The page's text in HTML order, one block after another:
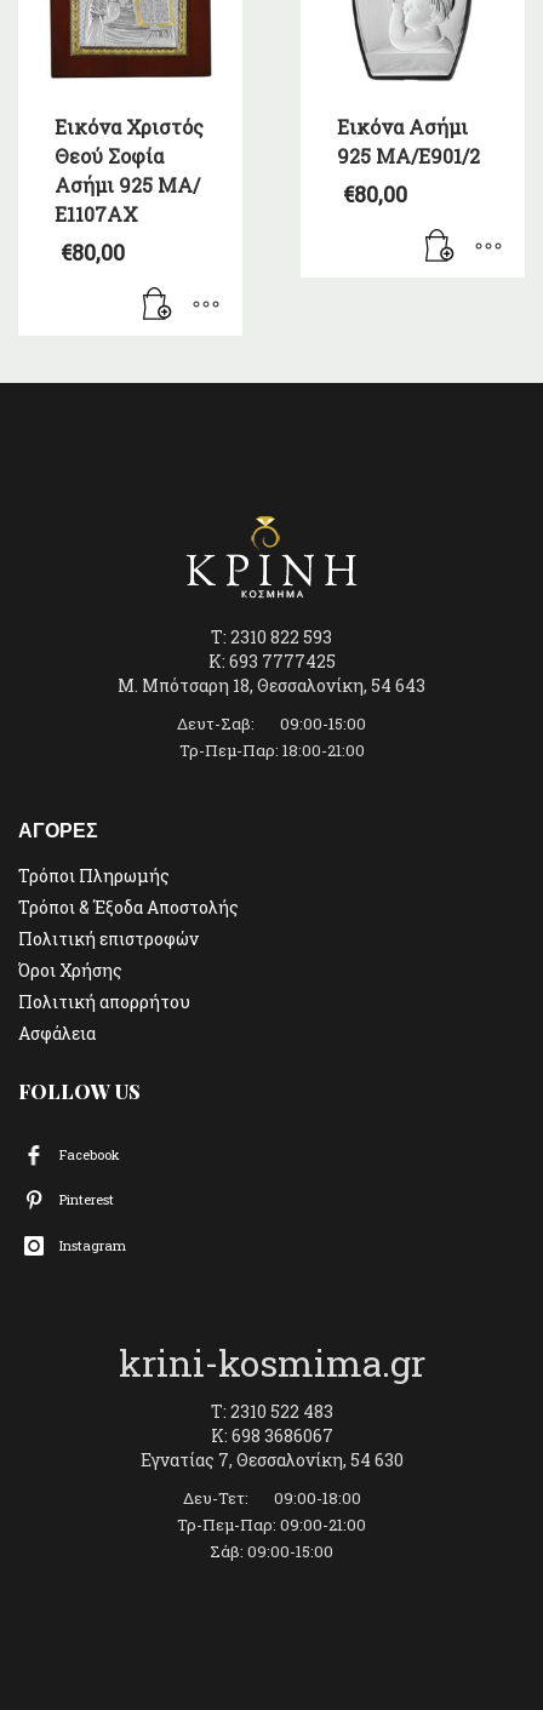
Εικόνα Χριστός
Θεού Σοφία
Ασήμι 925 ΜΑ/
Ε1107ΑΧ
€80,00
Εικόνα Ασήμι
925 ΜΑ/Ε901/2
€80,00
T: 2310 822 593
K: 693 7777425
Μ. Μπότσαρη 18, Θεσσαλονίκη, 54 643
Δευτ-Σαβ: 09:00-15:00
Τρ-Πεμ-Παρ: 18:00-21:00
ΑΓΟΡΕΣ
Τρόποι Πληρωμής
Τρόποι & Έξοδα Αποστολής
Πολιτική επιστροφών
Όροι Χρήσης
Πολιτική απορρήτου
Ασφάλεια
FOLLOW US
Facebook
Pinterest
Instagram
krini-kosmima.gr
T: 2310 522 483
K: 698 3686067
Εγνατίας 7, Θεσσαλονίκη, 54 630
Δευ-Τετ: 09:00-18:00
Τρ-Πεμ-Παρ: 09:00-21:00
Σάβ: 09:00-15:00